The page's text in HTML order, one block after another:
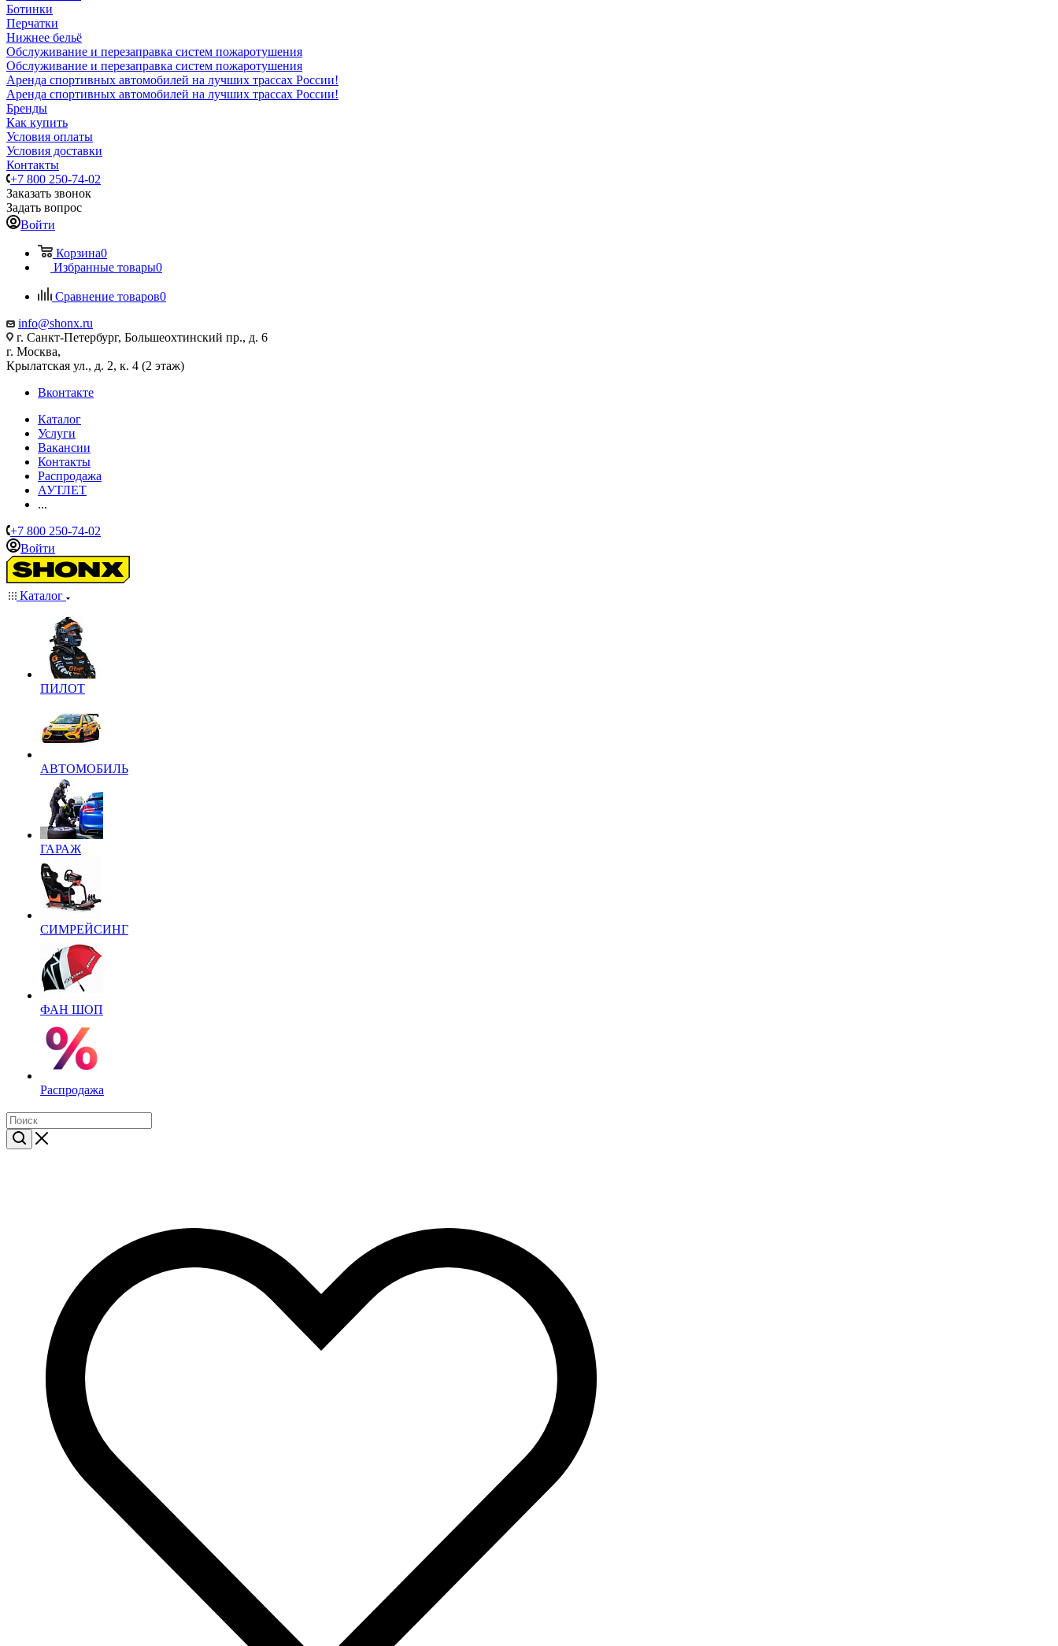
Ботинки
Перчатки
Нижнее бельё
Обслуживание и перезаправка систем пожаротушения
Обслуживание и перезаправка систем пожаротушения
Аренда спортивных автомобилей на лучших трассах России!
Аренда спортивных автомобилей на лучших трассах России!
Бренды
Как купить
Условия оплаты
Условия доставки
Контакты
+7 800 250-74-02
Заказать звонок
Задать вопрос
Войти
Корзина0
Избранные товары0
Сравнение товаров0
info@shonx.ru
г. Санкт-Петербург, Большеохтинский пр., д. 6
г. Москва,
Крылатская ул., д. 2, к. 4 (2 этаж)
Вконтакте
Каталог
Услуги
Вакансии
Контакты
Распродажа
АУТЛЕТ
...
+7 800 250-74-02
Войти
Каталог
ПИЛОТ
АВТОМОБИЛЬ
ГАРАЖ
СИМРЕЙСИНГ
ФАН ШОП
Распродажа